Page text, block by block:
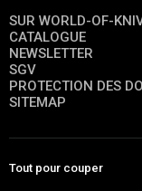
SUR WORLD-OF-
CATALOGUE
NEWSLETTER
SGV
PROTECTION DES
SITEMAP
Tout pour couper